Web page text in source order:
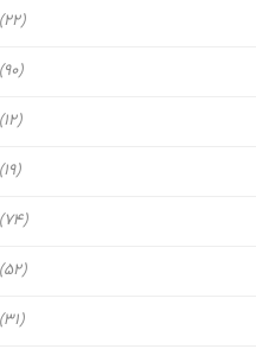
(22)
(90)
(12)
(19)
(74)
(52)
(31)